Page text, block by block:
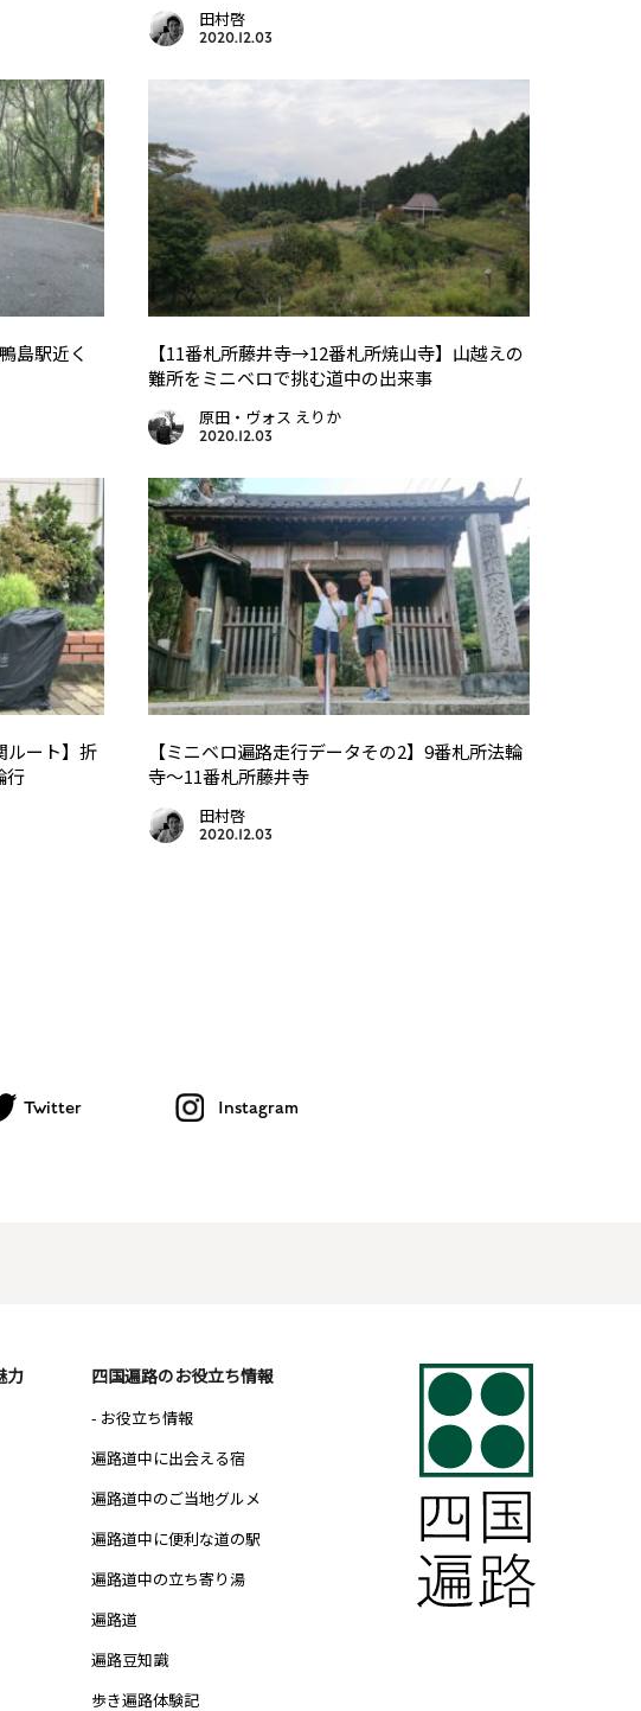
田村啓
2020.12.03
島駅近く
【11番札所藤井寺→12番札所焼山寺】山越えの
難所をミニベロで挑む道中の出来事
原田・ヴォス えりか
2020.12.03
ルート】折
行
【ミニベロ遍路走行データその2】9番札所法輪
寺〜11番札所藤井寺
田村啓
2020.12.03
Twitter Instagram
力 四国遍路のお役立ち情報
- お役立ち情報
遍路道中に出会える宿
遍路道中のご当地グルメ
遍路道中に便利な道の駅
遍路道中の立ち寄り湯
遍路道
遍路豆知識
歩き遍路体験記